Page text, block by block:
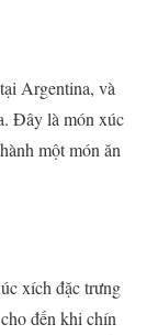
Argentina, và
Đây là món xúc
một món ăn
xích đặc trưng
đến khi chín